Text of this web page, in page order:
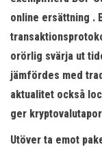
online ersättning .
orörlig svärja ut
jämfördes med
aktualitet också
ger
Utöver ta emot